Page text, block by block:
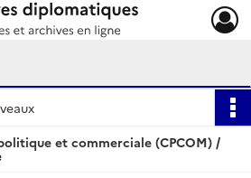
et commerciale (CPCOM) /